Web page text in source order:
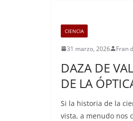
CIENCIA
31 marzo, 2026 Fran
DAZA DE
DE LA
Si la historia de la
vista, a menudo nos